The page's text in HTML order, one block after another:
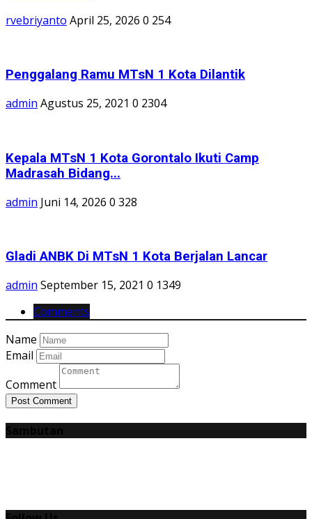
rvebriyanto April 25, 2026 0 254
Penggalang Ramu MTsN 1 Kota Dilantik
admin Agustus 25, 2021 0 2304
Kepala MTsN 1 Kota Gorontalo Ikuti Camp
Madrasah Bidang...
admin Juni 14, 2026 0 328
Gladi ANBK Di MTsN 1 Kota Berjalan Lancar
admin September 15, 2021 0 1349
Comments
Name
Email
Comment
Post Comment